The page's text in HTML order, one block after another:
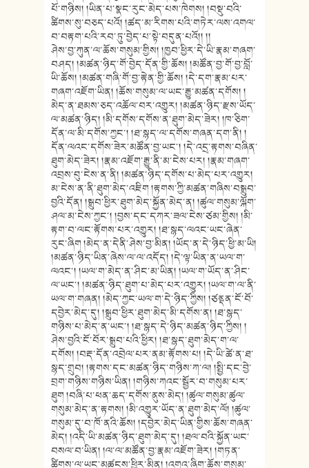
པོ་གཉིས། །ཡིན་པ་སྣང་རུང་མེད་པས་ཁེགས། །བསྡུ་བའི་
ཚིགས་སུ་བཅད་པའོ། །ཚད་མ་རིགས་པའི་གཏེར་ལས་འགལ་
བ་བརྟག་པའི་རབ་ཏུ་བྱེད་པ་སྟེ་བདུན་པའོ།། །།
ཤེས་བྱ་ཀུན་ལ་ཆོས་གསུམ་གྱིས། །ཁྱབ་ཕྱིར་དེ་ཡི་རྣམ་གཞག་
བཤད། །མཚན་ཉིད་གོ་བྱེད་དོན་གྱི་ཆོས། །མཚོན་བྱ་གོ་བྱ་བློ་
ཡི་ཆོས། །མཚན་གཞི་གོ་བྱ་རྟེན་གྱི་ཆོས། །དེ་དག་རྣམ་པར་
གཞག་འཇོག་ཡིན། །ཆོས་གསུམ་ལ་ཡང་རྒྱུ་མཚན་དགོས། །
མེད་ན་ཐམས་ཅད་འཆོལ་བར་འགྱུར། །མཚན་ཉིད་རྫས་ཡོད་
ལ་མཚན་ཉིད། །མི་དགོས་དགོས་ན་ཐུག་མེད་ཟེར། །ཁ་ཅིག་
དོན་ལ་མི་དགོས་ཀྱང་། །ཐ་སྙད་ལ་དགོས་གཞན་དག་ནི། །
དོན་ལའང་དགོས་ཟེར་མཚོན་བྱ་ཡང་། །དེ་འདྲ་རྟགས་བཞིན་
ཐུག་མེད་ཟེར། །རྣམ་འཇོག་རྒྱུ་ནི་མ་ངེས་པར། །རྣམ་གཞག་
འབྲས་བུ་ངེས་ན་ནི། །མཚན་ཉིད་དགོས་པ་མེད་པར་འགྱུར།
མ་ངེས་ན་ནི་ཐུག་མེད་འཇིག །རྟགས་ཀྱི་མཚན་གཞིས་བསྒྲུབ་
བྱའི་དོན། །སྒྲུབ་ཕྱིར་ཐུག་མེད་སྐྱོན་མེད་ན། །ཚུལ་གསུམ་ལྐོག་
ཤལ་མ་ངེས་ཀྱང་། །བྱས་དང་དཀར་ཟལ་ངེས་ཙམ་གྱིས། །མི་
རྟག་བ་ལང་རྟོགས་པར་འགྱུར། །ཐ་སྙད་ལའང་ཡང་ཞེན་
རུང་ཞིག །མེད་ན་དེནི་ཤེས་བྱ་མིན། །ཡོད་ན་དེ་ཉིད་ཕྱི་མ་ཡི།
།མཚན་ཉིད་ཡིན་ཞེས་ལ་ལ་འདོད། །དེ་ལྟ་ཡིན་ན་ཡལ་ག་
ལའང་། །ཡལ་ག་མེད་ན་ཤིང་མ་ཡིན། །ཡལ་ག་ཡོད་ན་ཤིང་
ལ་ཡང་། །མཚན་ཉིད་ཐུག་པ་མེད་པར་འགྱུར། །ཡལ་ག་ལ་ནི་
ཡལ་ག་གཞན། །མེད་ཀྱང་ཡལ་ག་དེ་ཉིད་ཀྱིས། །ཙནྡན་ངོ་བོ་
དབྱེར་མེད་དུ། །སྒྲུབ་ཕྱིར་ཐུག་མེད་མི་དགོས་ན། །ཐ་སྙད་
གཉིས་པ་མེད་ན་ཡང་། །ཐ་སྙད་དེ་ཉིད་མཚན་ཉིད་ཀྱིས། །
ཤེས་བྱའི་ངོ་བོར་སྒྲུབ་པའི་ཕྱིར། །ཐ་སྙད་ཐུག་མེད་ག་ལ་
དགོས། །བརྡ་དོན་འབྲེལ་པར་ནམ་རྟོགས་པ། །དེ་ཡི་ཚེ་ན་ཐ་
སྙད་གྲུབ། །རྟགས་དང་མཚན་ཉིད་གཉིས་ཀ་ལ། །སྤྱི་དང་བྱེ་
བྲག་གཉིས་གཉིས་ཡིན། །གཉིས་ཀའང་སྦྱོར་བ་གསུམ་པར་
ཐུག །བཞི་པ་ཕན་ཆད་དགོས་ནུས་མེད། །ཚུལ་གསུམ་ཚུལ་
གསུམ་མེད་ན་རྟགས། །མི་འགྱུར་ཡོད་ན་ཐུག་མེད་ལོ། །ཚུལ་
གསུམ་དུ་བ་ཁོ་ནའི་ཆོས། །དབྱེར་མེད་ཡིན་གྱིས་ཆོས་གཞན་
མེད། །འདི་ཡི་མཚན་ཉིད་ཐུག་མེད་དུ། །ཐལ་བའི་སྐྱོན་ཡང་
བསལ་བ་ཡིན། །ལ་ལ་མཚོན་བྱ་རྣམ་འཇོག་ཟེར། །གཏན་
ཚིགས་ལ་ཡང་མཚུངས་ཕྱིར་མིན། །འགའ་ཞིག་ཆོས་གསུམ་